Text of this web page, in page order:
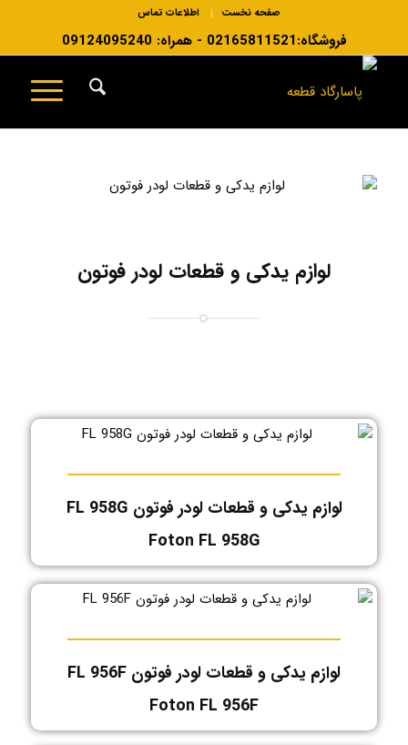
صفحه نخست اطلاعات تماس
فروشگاه:02165811521 - همراه: 09124095240
لوازم یدکی و قطعات لودر فوتون
لوازم یدکی و قطعات لودر فوتون FL 958G
Foton FL 958G
لوازم یدکی و قطعات لودر فوتون FL 956F
Foton FL 956F